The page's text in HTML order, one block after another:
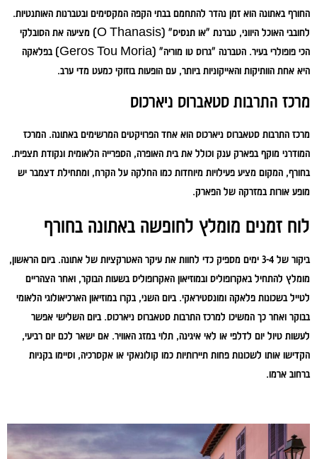
החורף באתונה הוא זמן נהדר להתחמם בבתי הקפה המקסימים ובטברנות האותנטיות.
לחובבי האוכל היווני, טברנת "או תנסיס" (O Thanasis) מציעה את הסובלקי
הכי פופולרי בעיר. הטברנה "גרוס טו מוריה" (Geros Tou Moria) בפלאקה
היא אחת הוותיקות והאייקוניות ביותר, עם הופעות בוזוקי כמעט מדי ערב.
מרכז התרבות סטאברוס ניארכוס
מרכז התרבות סטאברוס ניארכוס הוא אחד הפרויקטים המרשימים באתונה. המרכז
המודרני מוקף בפארק ענק וכולל את בית האופרה, הספרייה הלאומית ונקודת תצפית.
בחורף, המקום מציע פעילויות מיוחדות כמו החלקה על הקרח, ומתחילת דצמבר יש
מופע אורות במזרקה של הפארק.
לוח זמנים מומלץ לחופשה באתונה בחורף
ביקור של 3-4 ימים מספיק כדי לחוות את עיקר האטרקציות של אתונה. ביום הראשון,
מומלץ להתחיל באקרופוליס ובמוזיאון האקרופוליס בשעות הבוקר, ואחר הצהריים
לטייל בשכונות פלאקה ומונסטיראקי. ביום השני, בקרו במוזיאון הארכיאולוגי הלאומי
בבוקר ואחר כך המשיכו למרכז התרבות סטאברוס ניארכוס. ביום השלישי אפשר
לעשות טיול יום לדלפי או לאי איגינה, תלוי במזג האוויר. אם ישאר לכם יום רביעי,
הקדישו אותו לשכונות פחות תיירותיות כמו קולונאקי או אקסרכיה, וסיימו בקניות
ברחוב ארמו.